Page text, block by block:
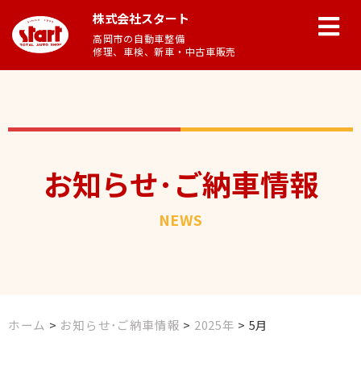
株式会社スタート
高岡市の自動車整備
修理、車検、新車・中古車販売
お知らせ･ご納車情報
NEWS
ホーム > お知らせ･ご納車情報 > 2025年 > 5月